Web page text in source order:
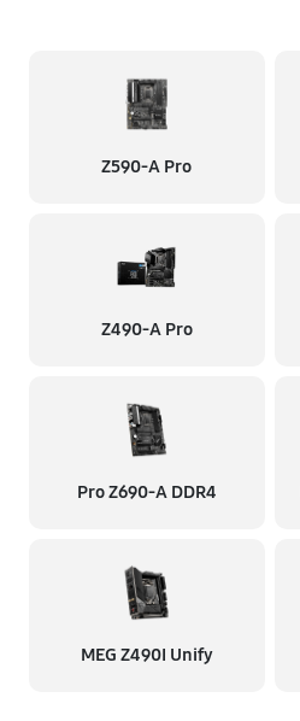
Z590-A Pro
Z490-A Pro
Pro Z690-A DDR4
MEG Z490I Unify